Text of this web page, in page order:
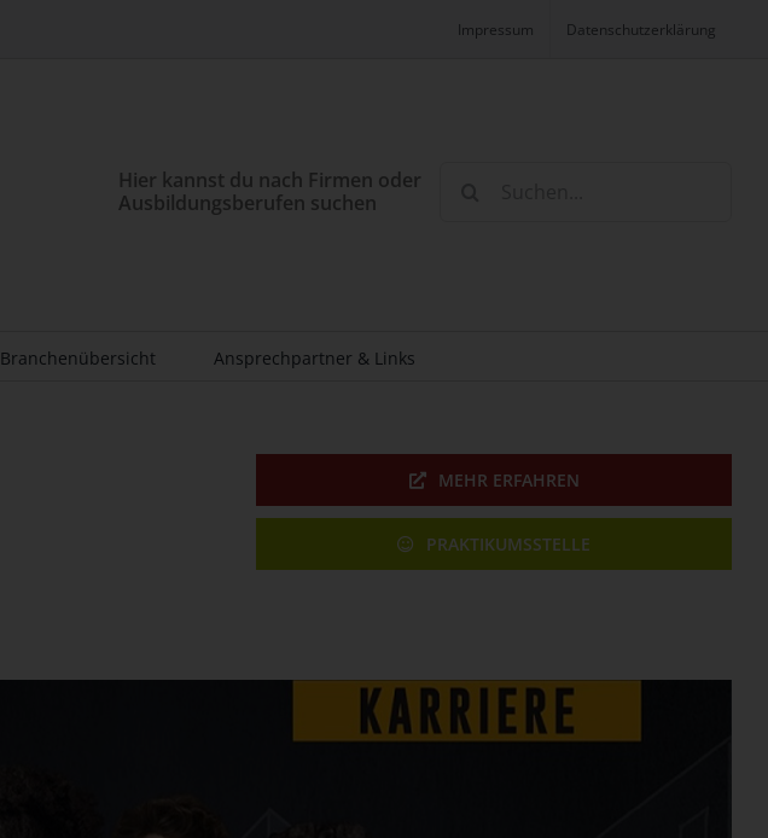
Impressum Datenschutzerklärung
Hier kannst du nach Firmen oder
Ausbildungsberufen suchen
Branchenübersicht Ansprechpartner & Links
MEHR ERFAHREN
PRAKTIKUMSSTELLE